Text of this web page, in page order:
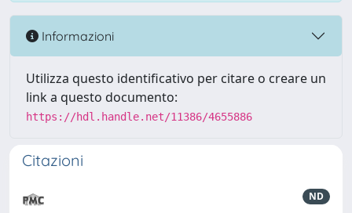
Informazioni
Utilizza questo identificativo per citare o creare un
link a questo documento:
https://hdl.handle.net/11386/4655886
Citazioni
ND